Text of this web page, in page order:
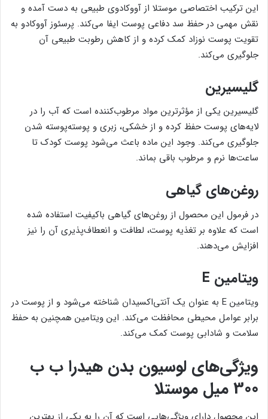
این ترکیب اختصاصی موستلا از آووکادوی طبیعی به دست آمده و
نقش مهمی در حفظ سد دفاعی پوست ایفا می‌کند. پرسئوز آووکادو به
تقویت پوست نوزاد کمک کرده و از کاهش رطوبت طبیعی آن
جلوگیری می‌کند.
گلیسیرین
گلیسیرین یکی از مؤثرترین مواد مرطوب‌کننده است که آب را در
لایه‌های پوست حفظ کرده و از خشکی، زبری و پوسته‌پوسته شدن
جلوگیری می‌کند. وجود این ماده باعث می‌شود پوست کودک تا
ساعت‌ها نرم و مرطوب باقی بماند.
روغن‌های گیاهی
در فرمول این محصول از روغن‌های گیاهی باکیفیت استفاده شده
است که علاوه بر تغذیه پوست، لطافت و انعطاف‌پذیری آن را نیز
افزایش می‌دهند.
ویتامین E
ویتامین E به عنوان یک آنتی‌اکسیدان شناخته می‌شود و از پوست در
برابر عوامل محیطی محافظت می‌کند. این ویتامین همچنین به حفظ
سلامت و شادابی پوست کمک می‌کند.
ویژگی‌های لوسیون بدن هیدرا ب ب
300 میل موستلا